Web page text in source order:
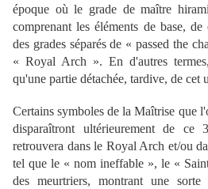
époque où le grade de maître
comprenant les éléments de base,
des grades séparés de « passed the
« Royal Arch ». En d'autres
qu'une partie détachée, tardive, de cet
Certains symboles de la Maîtrise que
disparaîtront ultérieurement de ce
retrouvera dans le Royal Arch et/ou
tel que le « nom ineffable », le «
des meurtriers, montrant une